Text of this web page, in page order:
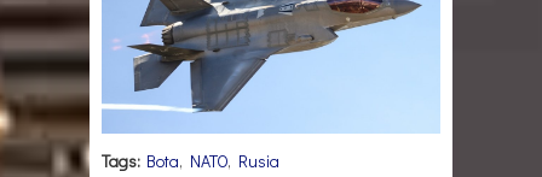
Tags: Bota, NATO, Rusia